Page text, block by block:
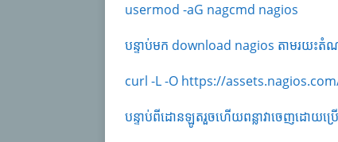
usermod -aG nagcmd nagios
បន្ទាប់មក download nagios តាមរយះតំណ
curl -L -O https://
បន្ទាប់ពីដោនឡូតរួចហើយពន្លាវាចេញដោយប្